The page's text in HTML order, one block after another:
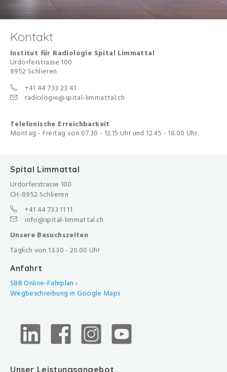
Kontakt
Institut für Radiologie Spital Limmattal
Urdorferstrasse 100
8952 Schlieren
+41 44 733 23 41
radiologie@spital-limmattal.ch
Telefonische Erreichbarkeit
Montag - Freitag von 07.30 - 12.15 Uhr und 12.45 - 18.00 Uhr
Spital Limmattal
Urdorferstrasse 100
CH-8952 Schlieren
+41 44 733 11 11
info@spital-limmattal.ch
Unsere Besuchszeiten
Täglich von 13.30 - 20.00 Uhr
Anfahrt
SBB Online-Fahrplan ›
Wegbeschreibung in Google Maps
Unser Leistungsangebot